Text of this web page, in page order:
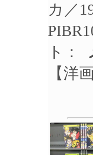
カ／
ト：
【洋